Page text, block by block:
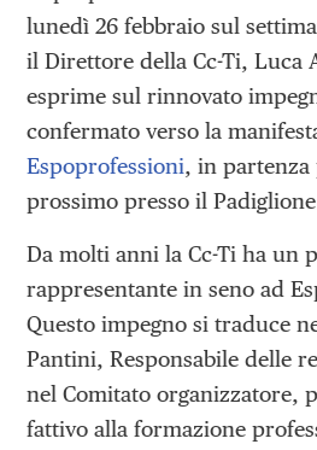
lunedì 26 febbraio sul
il Direttore della Cc-Ti, Luca
esprime sul rinnovato
confermato verso la
Espoprofessioni, in
prossimo presso il
Da molti anni la Cc-Ti ha un
rappresentante in seno ad
Questo impegno si traduce
Pantini, Responsabile delle
nel Comitato organizzatore,
fattivo alla formazione